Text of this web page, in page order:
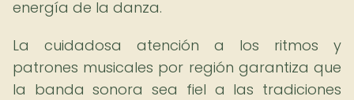
energía de la danza.
La cuidadosa atención a los ritmos y
patrones musicales por región garantiza que
la banda sonora sea fiel a las tradiciones